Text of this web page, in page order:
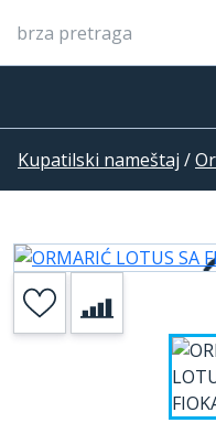
Kupatilski nameštaj /